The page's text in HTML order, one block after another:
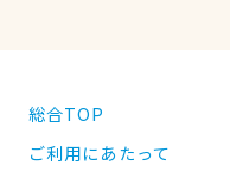
総合TOP
ご利用にあたって